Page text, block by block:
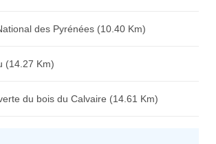
des Pyrénées (10.40 Km)
(14.27 Km)
du bois du Calvaire (14.61 Km)